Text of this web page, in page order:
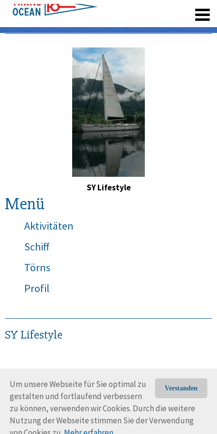
Verstanden
Um unsere Webseite für Sie optimal zu
gestalten und fortlaufend verbessern
zu können, verwenden wir Cookies. Durch die weitere
Nutzung der Webseite stimmen Sie der Verwendung
SY Lifestyle
Menü
Aktivitäten
Schiff
Törns
Profil
SY Lifestyle
© Trans-Ocean e.V. 2010-2026 Impressum
Nutzungsbedingungen
Rechtliche Hinweise